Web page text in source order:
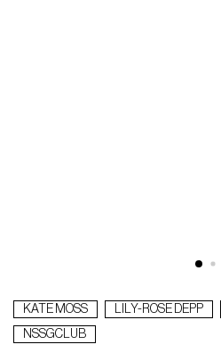
KATE MOSS LILY-ROSE DEPP
NSSGCLUB